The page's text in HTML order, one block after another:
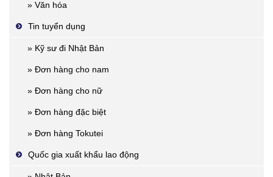
» Văn hóa
Tin tuyển dụng
» Kỹ sư đi Nhật Bản
» Đơn hàng cho nam
» Đơn hàng cho nữ
» Đơn hàng đặc biệt
» Đơn hàng Tokutei
Quốc gia xuất khẩu lao động